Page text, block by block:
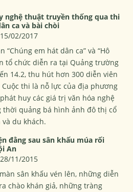
nghệ thuật truyền thống qua thi
ca và bài chòi
02/2017
“Chúng em hát dân ca” và “Hô
tổ chức diễn ra tại Quảng trường
14.2, thu hút hơn 300 diễn viên
thi là nỗ lực của địa phương
huy các giá trị văn hóa nghệ
quảng bá hình ảnh đô thị cổ
du khách.
đằng sau sân khấu múa rối
An
11/2015
sân khấu vén lên, những diễn
chào khán giả, những tràng